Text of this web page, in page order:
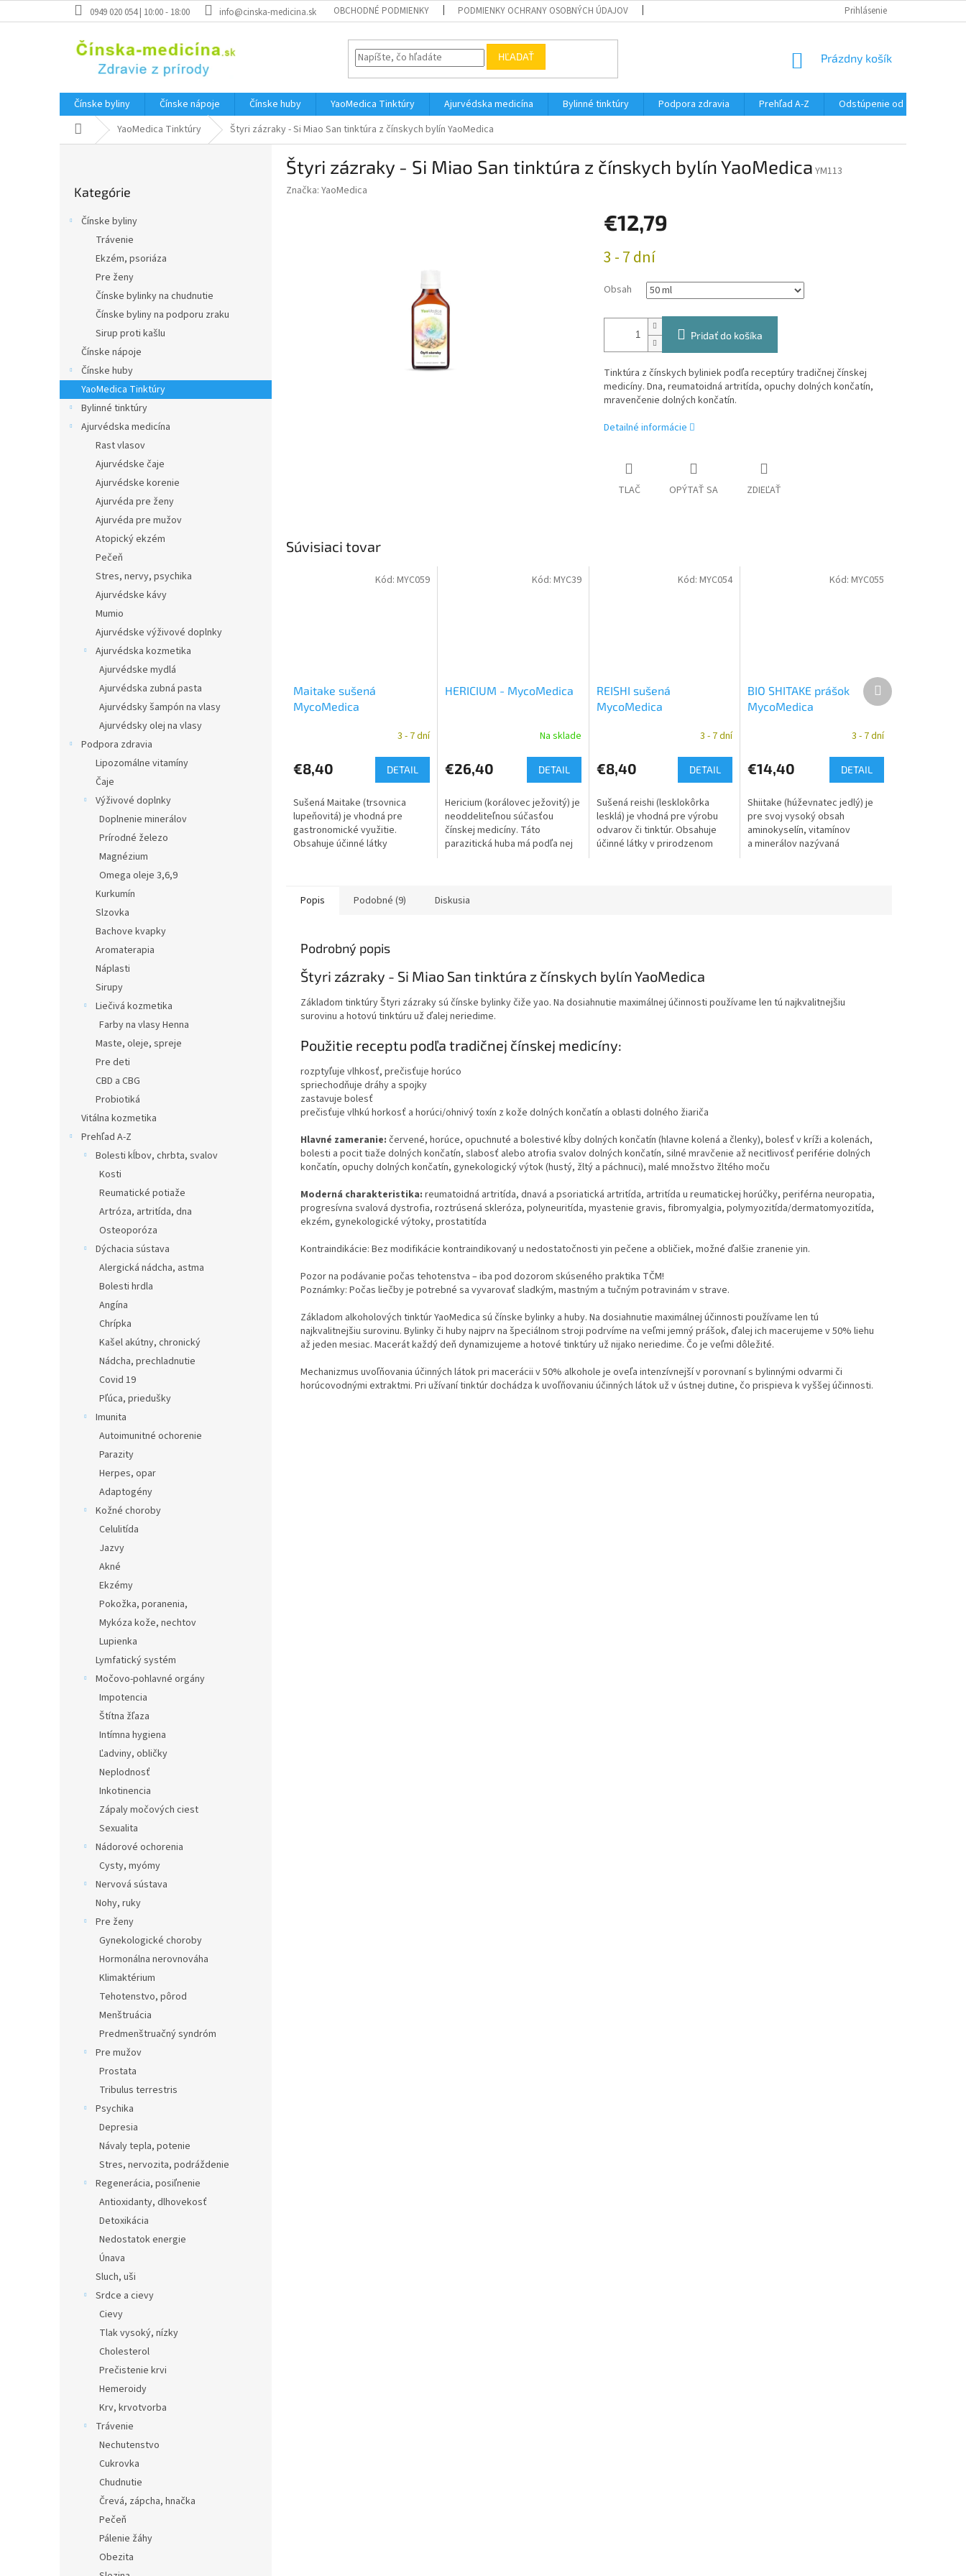
na
0949 020 054 | 10:00 - 18:00 info@cinska-medicina.sk OBCHODNÉ PODMIENKY PODMIENKY OCHRANY OSOBNÝCH ÚDAJOV VŠETKO O NÁKUPE
Prihlásenie
HĽADAŤ
NÁKUPNÝ
Prázdny košík
Čínske byliny Čínske nápoje Čínske huby YaoMedica Tinktúry Ajurvédska medicína Bylinné tinktúry Podpora zdravia Prehľad A-Z Odstúpenie od zmluvy
DomovYaoMedica Tinktúry Štyri zázraky - Si Miao San tinktúra z čínskych bylín YaoMedica
kategórie
Kategórie
Čínske byliny
Trávenie
Ekzém, psoriáza
Pre ženy
Čínske bylinky na chudnutie
Čínske byliny na podporu zraku
Sirup proti kašlu
Čínske nápoje
Čínske huby
YaoMedica Tinktúry
Bylinné tinktúry
Ajurvédska medicína
Rast vlasov
Ajurvédske čaje
Ajurvédske korenie
Ajurvéda pre ženy
Ajurvéda pre mužov
Atopický ekzém
Pečeň
Stres, nervy, psychika
Ajurvédske kávy
Mumio
Ajurvédske výživové doplnky
Ajurvédska kozmetika
Ajurvédske mydlá
Ajurvédska zubná pasta
Ajurvédsky šampón na vlasy
Ajurvédsky olej na vlasy
Podpora zdravia
Lipozomálne vitamíny
Čaje
Výživové doplnky
Doplnenie minerálov
Prírodné železo
Magnézium
Omega oleje 3,6,9
Kurkumín
Slzovka
Bachove kvapky
Aromaterapia
Náplasti
Sirupy
Liečivá kozmetika
Farby na vlasy Henna
Maste, oleje, spreje
Pre deti
CBD a CBG
Probiotiká
Vitálna kozmetika
Prehľad A-Z
Bolesti kĺbov, chrbta, svalov
Kosti
Reumatické potiaže
Artróza, artritída, dna
Osteoporóza
Dýchacia sústava
Alergická nádcha, astma
Bolesti hrdla
Angína
Chrípka
Kašel akútny, chronický
Nádcha, prechladnutie
Covid 19
Pľúca, priedušky
Imunita
Autoimunitné ochorenie
Parazity
Herpes, opar
Adaptogény
Kožné choroby
Celulitída
Jazvy
Akné
Ekzémy
Pokožka, poranenia,
Mykóza kože, nechtov
Lupienka
Lymfatický systém
Močovo-pohlavné orgány
Impotencia
Štítna žľaza
Intímna hygiena
Ľadviny, obličky
Neplodnosť
Inkotinencia
Zápaly močových ciest
Sexualita
Nádorové ochorenia
Cysty, myómy
Nervová sústava
Nohy, ruky
Pre ženy
Gynekologické choroby
Hormonálna nerovnováha
Klimaktérium
Tehotenstvo, pôrod
Menštruácia
Predmenštruačný syndróm
Pre mužov
Prostata
Tribulus terrestris
Psychika
Depresia
Návaly tepla, potenie
Stres, nervozita, podráždenie
Regenerácia, posiľnenie
Antioxidanty, dlhovekosť
Detoxikácia
Nedostatok energie
Únava
Sluch, uši
Srdce a cievy
Cievy
Tlak vysoký, nízky
Cholesterol
Prečistenie krvi
Hemeroidy
Krv, krvotvorba
Trávenie
Nechutenstvo
Cukrovka
Chudnutie
Črevá, zápcha, hnačka
Pečeň
Pálenie žáhy
Obezita
Štyri zázraky - Si Miao San tinktúra z čínskych bylín YaoMedica YM113
Značka: YaoMedica
€12,79
cena:
3 - 7 dní
Obsah
Pridať do košíka
Tinktúra z čínskych byliniek podľa receptúry tradičnej čínskej
medicíny. Dna, reumatoidná artritída, opuchy dolných končatín,
mravenčenie dolných končatín.
Detailné informácie
TLAČ OPÝTAŤ SA ZDIEĽAŤ
Súvisiaci tovar
Maitake sušená
MycoMedica
3 - 7 dní
€8,40 DETAIL
Sušená Maitake (trsovnica
lupeňovitá) je vhodná pre
gastronomické využitie.
Obsahuje účinné látky
Kód: MYC059
HERICIUM - MycoMedica
Na sklade
€26,40 DETAIL
Hericium (korálovec ježovitý) je
neoddeliteľnou súčasťou
čínskej medicíny. Táto
parazitická huba má podľa nej
Kód: MYC39
REISHI sušená
MycoMedica
3 - 7 dní
€8,40 DETAIL
Sušená reishi (lesklokôrka
lesklá) je vhodná pre výrobu
odvarov či tinktúr. Obsahuje
účinné látky v prirodzenom
Kód:MYC054
BIO SHITAKE prášok
MycoMedica
3 - 7 dní
€14,40 DETAIL
Shiitake (húževnatec jedlý) je
pre svoj vysoký obsah
aminokyselín, vitamínov
a minerálov nazývaná
Kód: MYC055
Ďalší
produkt
Popis Podobné (9) Diskusia
Podrobný popis
Štyri zázraky - Si Miao San tinktúra z čínskych bylín YaoMedica
Základom tinktúry Štyri zázraky sú čínske bylinky čiže yao. Na dosiahnutie maximálnej účinnosti používame len tú najkvalitnejšiu
surovinu a hotovú tinktúru už ďalej neriedime.
Použitie receptu podľa tradičnej čínskej medicíny:
rozptyľuje vlhkosť, prečisťuje horúco
spriechodňuje dráhy a spojky
zastavuje bolesť
prečisťuje vlhkú horkosť a horúci/ohnivý toxín z kože dolných končatín a oblasti dolného žiariča
Hlavné zameranie: červené, horúce, opuchnuté a bolestivé kĺby dolných končatín (hlavne kolená a členky), bolesť v kríži a kolenách,
bolesti a pocit tiaže dolných končatín, slabosť alebo atrofia svalov dolných končatín, silné mravčenie až necitlivosť periférie dolných
končatín, opuchy dolných končatín, gynekologický výtok (hustý, žltý a páchnuci), malé množstvo žltého moču
Moderná charakteristika: reumatoidná artritída, dnavá a psoriatická artritída, artritída u reumatickej horúčky, periférna neuropatia,
progresívna svalová dystrofia, roztrúsená skleróza, polyneuritída, myastenie gravis, fibromyalgia, polymyozitída/dermatomyozitída,
ekzém, gynekologické výtoky, prostatitída
Kontraindikácie: Bez modifikácie kontraindikovaný u nedostatočnosti yin pečene a obličiek, možné ďalšie zranenie yin.
Pozor na podávanie počas tehotenstva – iba pod dozorom skúseného praktika TČM!
Poznámky: Počas liečby je potrebné sa vyvarovať sladkým, mastným a tučným potravinám v strave.
Základom alkoholových tinktúr YaoMedica sú čínske bylinky a huby. Na dosiahnutie maximálnej účinnosti používame len tú
najkvalitnejšiu surovinu. Bylinky či huby najprv na špeciálnom stroji podrvíme na veľmi jemný prášok, ďalej ich macerujeme v 50% liehu
až jeden mesiac. Macerát každý deň dynamizujeme a hotové tinktúry už nijako neriedime. Čo je veľmi dôležité.
Mechanizmus uvoľňovania účinných látok pri macerácii v 50% alkohole je oveľa intenzívnejší v porovnaní s bylinnými odvarmi či
horúcovodnými extraktmi. Pri užívaní tinktúr dochádza k uvoľňovaniu účinných látok už v ústnej dutine, čo prispieva k vyššej účinnosti.